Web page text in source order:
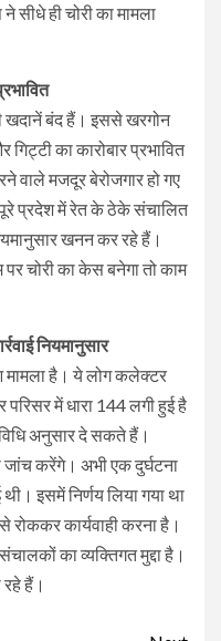
सीधे ही चोरी का मामला
खदानें बंद हैं। इससे खरगोन
का कारोबार प्रभावित
वाले मजदूर बेरोजगार हो गए
प्रदेश में रेत के ठेके संचालित
खनन कर रहे हैं।
चोरी का केस बनेगा तो काम
नियमानुसार
मामला है। ये लोग कलेक्टर
में धारा 144 लगी हुई है
अनुसार दे सकते हैं।
करेंगे। अभी एक दुर्घटना
इसमें निर्णय लिया गया था
रोककर कार्यवाही करना है।
का व्यक्तिगत मुद्दा है।
हैं।